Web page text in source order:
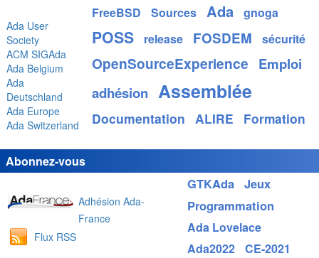
Ada User
Society
ACM SIGAda
Ada Belgium
Ada
Deutschland
Ada Europe
Ada Switzerland
Abonnez-vous
Adhésion Ada-
France
Flux RSS
FreeBSD Sources Ada gnoga
POSS release FOSDEM sécurité
OpenSourceExperience Emploi
adhésion Assemblée
Documentation ALIRE Formation
GTKAda Jeux
Programmation
Ada Lovelace
Ada2022
CE-2021